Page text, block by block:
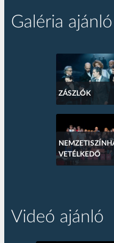
Galéria ajánló
ZÁSZLÓK
VETÉLKEDŐ
Videó ajánló